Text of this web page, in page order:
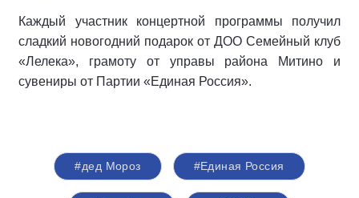
Каждый участник концертной программы получил
сладкий новогодний подарок от ДОО Семейный клуб
«Лелека», грамоту от управы района Митино и
сувениры от Партии «Единая Россия».
#дед Мороз #Единая Россия